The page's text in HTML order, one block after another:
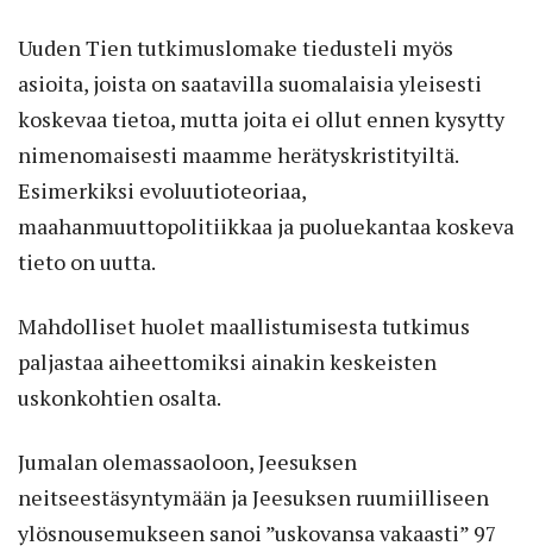
Uuden Tien tutkimuslomake tiedusteli myös
asioita, joista on saatavilla suomalaisia yleisesti
koskevaa tietoa, mutta joita ei ollut ennen kysytty
nimenomaisesti maamme herätyskristityiltä.
Esimerkiksi evoluutioteoriaa,
maahanmuuttopolitiikkaa ja puoluekantaa koskeva
tieto on uutta.
Mahdolliset huolet maallistumisesta tutkimus
paljastaa aiheettomiksi ainakin keskeisten
uskonkohtien osalta.
Jumalan olemassaoloon, Jeesuksen
neitseestäsyntymään ja Jeesuksen ruumiilliseen
ylösnousemukseen sanoi ”uskovansa vakaasti” 97